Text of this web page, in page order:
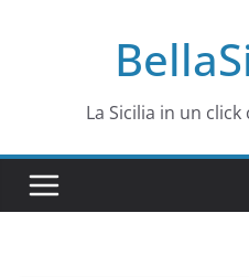
La Sicilia in un